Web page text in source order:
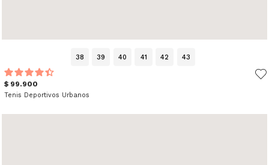
38 39 40 41 42 43
$ 99.900
Tenis Deportivos Urbanos